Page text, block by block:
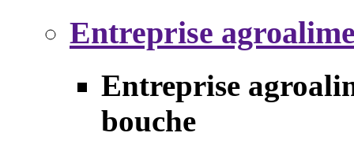
Entreprise
Entreprise
bouche